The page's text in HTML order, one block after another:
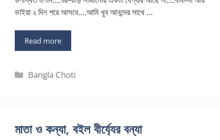
ভাইয়া ২ দিন পরে আসবে….আমি খুব আনন্দের সাথে …
Read more
Categories
Bangla Choti
মাতা ও কন্যা, বইল বীর্য্যের বন্যা